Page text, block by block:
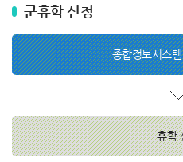
군휴학 신청
종합정보시스
휴학